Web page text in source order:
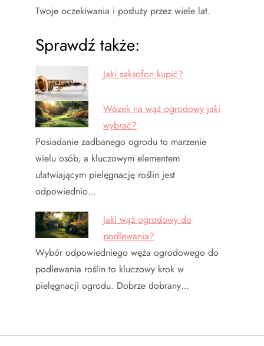
Twoje oczekiwania i posłuży przez wiele lat.
Sprawdź także:
Jaki saksofon kupić?
Wózek na wąż ogrodowy jaki
wybrać?
Posiadanie zadbanego ogrodu to marzenie
wielu osób, a kluczowym elementem
ułatwiającym pielęgnację roślin jest
odpowiednio…
Jaki wąż ogrodowy do
podlewania?
Wybór odpowiedniego węża ogrodowego do
podlewania roślin to kluczowy krok w
pielęgnacji ogrodu. Dobrze dobrany…